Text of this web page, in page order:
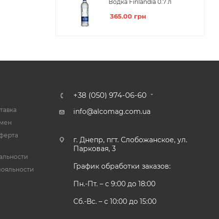
Водка Finlandia 0.7 л
365.00 грн
+38 (050) 974-06-60
info@alcomag.com.ua
г. Днепр, пгт. Слобожанское, ул.
Парковая, 3
График обработки заказов:
Пн.-Пт. – с 9:00 до 18:00
Сб.-Вс. – с 10:00 до 15:00